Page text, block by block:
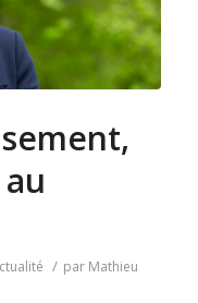
/ par Mathieu